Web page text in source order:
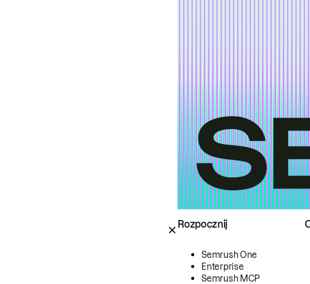
Rozpocznij
Semrush One
Enterprise
Semrush MCP